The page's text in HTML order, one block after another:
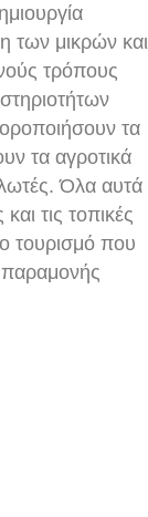
των μικρών και
τρόπους
τα
τα αγροτικά
Όλα αυτά
τις τοπικές
τουρισμό που
παραμονής